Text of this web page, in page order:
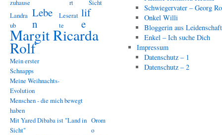
zuhause rt
Sicht
Landra
ub
Lebe
n
Leserat
te
lif
e
Margit Ricarda
Rolf
Mein erster
Schnapps
Meine Weihnachts-
Evolution
Menschen - die mich bewegt
haben
Mit Yared Dibaba ist "Land in
Sicht"
Orom
o
Schwiegervater – Georg
Onkel Willi
Bloggerin aus Leidenschaft
Enkel – Ich suche Dich
Impressum
Datenschutz – 1
Datenschutz – 2